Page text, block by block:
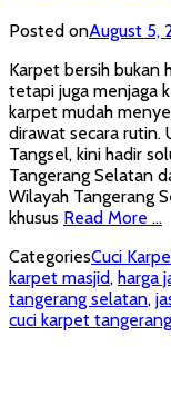
Posted onAugust 5,
Karpet bersih bukan
tetapi juga menjaga
karpet mudah
dirawat secara rutin.
Tangsel, kini hadir
Tangerang Selatan
Wilayah Tangerang
khusus Read More …
CategoriesCuci
karpet masjid, harga
tangerang selatan,
cuci karpet